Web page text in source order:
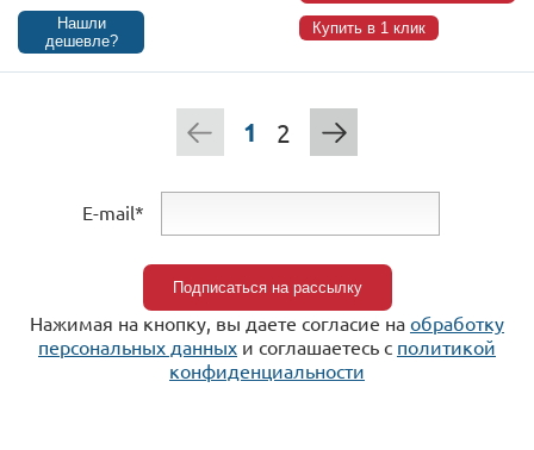
Нашли
дешевле?
Купить в 1 клик
1 2
E-mail*
Нажимая на кнопку, вы даете согласие на обработку
персональных данных и соглашаетесь c политикой
конфиденциальности